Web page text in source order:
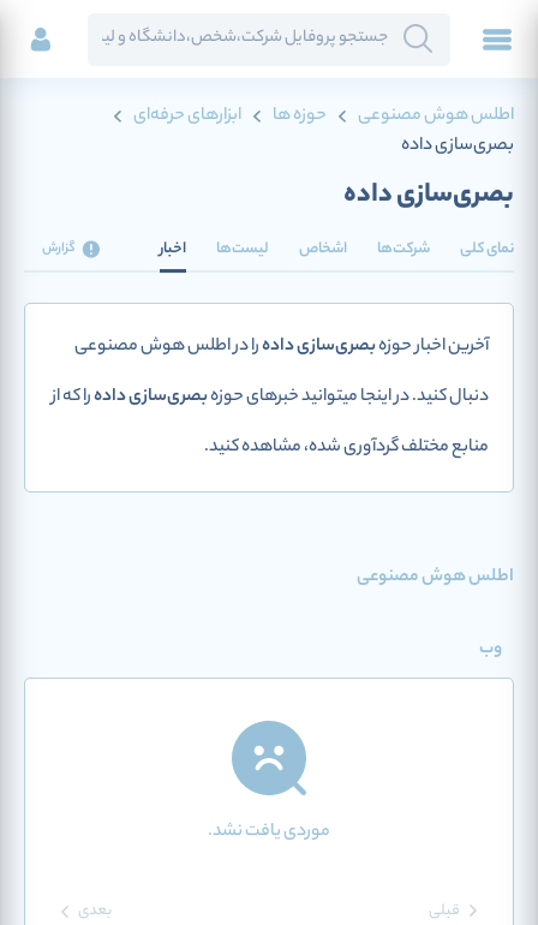
اطلس هوش مصنوعی حوزه ها
ابزارهای حرفه‌ای
بصری‌سازی داده
بصری‌سازی داده
نمای کلی شرکت‌ها اشخاص لیست‌ها اخبار گزارش
آخرین اخبار حوزهبصری‌سازی دادهرا در اطلس هوش مصنوعی
دنبال کنید. در اینجا میتوانید خبرهای حوزهبصری‌سازی دادهرا که از
منابع مختلف گردآوری شده، مشاهده کنید.
اطلس هوش مصنوعی
وب
موردی یافت نشد.
قبلی بعدی